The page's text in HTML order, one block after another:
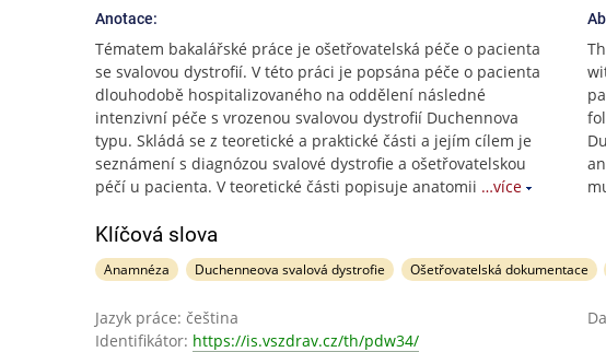
Anotace:
Tématem bakalářské práce je ošetřovatelská péče o pacienta
se svalovou dystrofií. V této práci je popsána péče o pacienta
dlouhodobě hospitalizovaného na oddělení následné
intenzivní péče s vrozenou svalovou dystrofií Duchennova
typu. Skládá se z teoretické a praktické části a jejím cílem je
seznámení s diagnózou svalové dystrofie a ošetřovatelskou
péčí u pacienta. V teoretické části popisuje anatomii …více
Klíčová slova
Anamnéza Duchenneova svalová dystrofie Ošetřovatelská dokumentace
Jazyk práce: čeština
Identifikátor: https://is.vszdrav.cz/th/pdw34/